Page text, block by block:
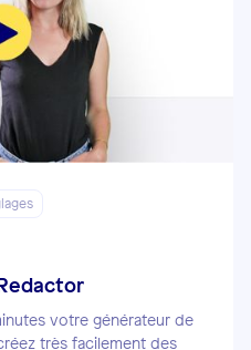
votre générateur de
très facilement des